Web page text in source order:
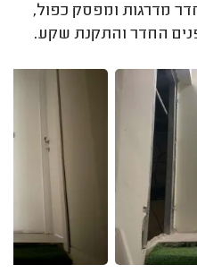
מדרגות ומפסק כפול,
החדר והתקנת שקע.